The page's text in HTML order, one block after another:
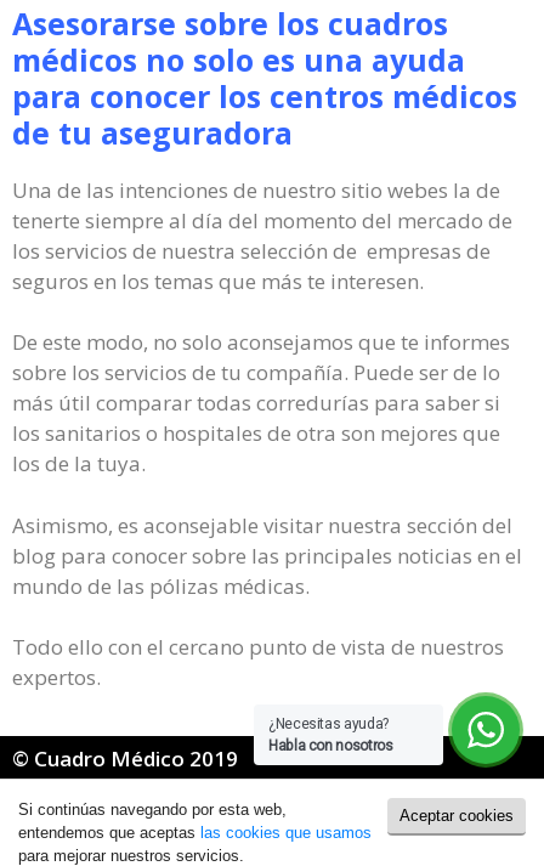
¿Necesitas ayuda?
Habla con nosotros
Asesorarse sobre los cuadros
médicos no solo es una ayuda
para conocer los centros médicos
de tu aseguradora
Una de las intenciones de nuestro sitio webes la de
tenerte siempre al día del momento del mercado de
los servicios de nuestra selección de empresas de
seguros en los temas que más te interesen.
De este modo, no solo aconsejamos que te informes
sobre los servicios de tu compañía. Puede ser de lo
más útil comparar todas corredurías para saber si
los sanitarios o hospitales de otra son mejores que
los de la tuya.
Asimismo, es aconsejable visitar nuestra sección del
blog para conocer sobre las principales noticias en el
mundo de las pólizas médicas.
Todo ello con el cercano punto de vista de nuestros
expertos.
© Cuadro Médico 2019
Portada»Mapfre Mugeju Cuadro Medico Navarra
Política de Cookies|Política de Privacidad
Aceptar cookies
Si continúas navegando por esta web,
entendemos que aceptas las cookies que usamos
para mejorar nuestros servicios.